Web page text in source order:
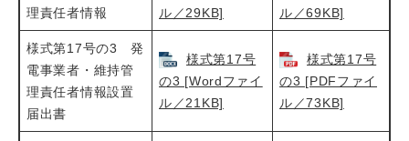
理責任者情報
ル／29KB]
ル／69KB]
様式第17号の3 発
電事業者・維持管
理責任者情報設置
届出書
様式第17号
の3 [Wordファイ
ル／21KB]
様式第17号
の3 [PDFファイ
ル／73KB]